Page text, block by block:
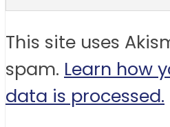
This site uses
spam. Learn how
data is processed.